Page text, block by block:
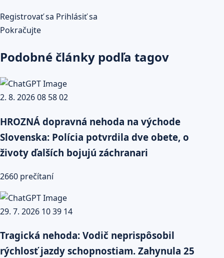
Registrovať sa Prihlásiť sa
Pokračujte
Podobné články podľa tagov
HROZNÁ dopravná nehoda na východe
Slovenska: Polícia potvrdila dve obete, o
životy ďalších bojujú záchranari
2660 prečítaní
Tragická nehoda: Vodič neprispôsobil
rýchlosť jazdy schopnostiam. Zahynula 25